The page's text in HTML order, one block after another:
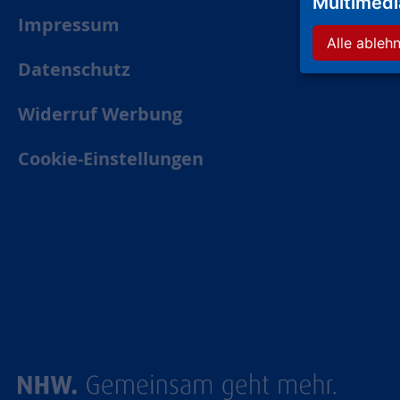
Impressum
Datenschutz
Widerruf Werbung
Cookie-Einstellungen
Alle